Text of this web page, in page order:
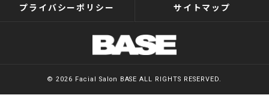
プライバシーポリシー サイトマップ
© 2026 Facial Salon BASE ALL RIGHTS RESERVED.